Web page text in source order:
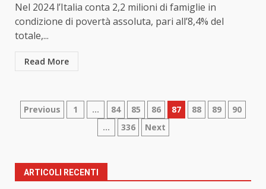
Nel 2024 l’Italia conta 2,2 milioni di famiglie in
condizione di povertà assoluta, pari all’8,4% del
totale,...
Read More
Paginazione
articoli
Previous 1 … 84 85 86 87 88 89
90
…
336 Next
ARTICOLI RECENTI